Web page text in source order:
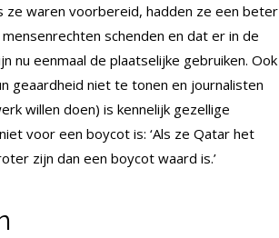
ze waren voorbereid, hadden ze een beter
schenden en dat er in de
nu eenmaal de plaatselijke gebruiken. Ook
geaardheid niet te tonen en journalisten
willen doen) is kennelijk gezellige
voor een boycot is: ‘Als ze Qatar het
zijn dan een boycot waard is.’